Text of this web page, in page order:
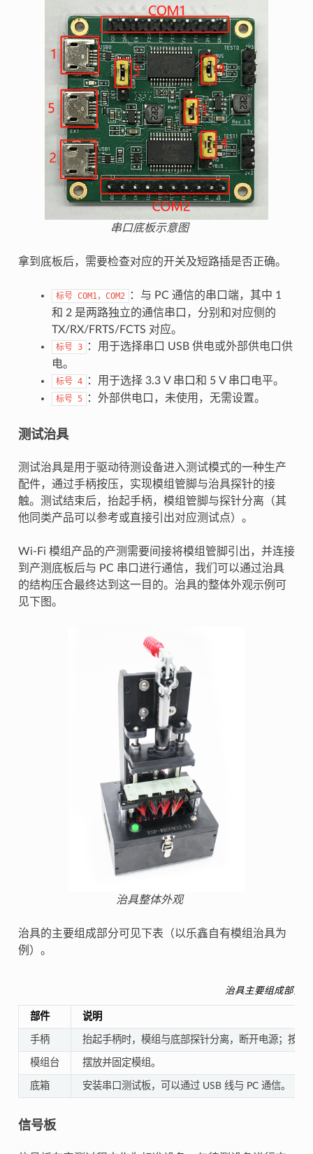
串口底板示意图
拿到底板后，需要检查对应的开关及短路插是否正确。
标号 COM1，COM2
：与 PC 通信的串口端，其中 1
和 2 是两路独立的通信串口，分别和对应侧的
TX/RX/FRTS/FCTS 对应。
标号 3
：用于选择串口 USB 供电或外部供电口供
电。
标号 4 ：用于选择 3.3 V 串口和 5 V 串口电平。
标号 5 ：外部供电口，未使用，无需设置。
测试治具
测试治具是用于驱动待测设备进入测试模式的一种生产
配件，通过手柄按压，实现模组管脚与治具探针的接
触。测试结束后，抬起手柄，模组管脚与探针分离（其
他同类产品可以参考或直接引出对应测试点）。
Wi-Fi 模组产品的产测需要间接将模组管脚引出，并连接
到产测底板后与 PC 串口进行通信，我们可以通过治具
的结构压合最终达到这一目的。治具的整体外观示例可
见下图。
治具整体外观
治具的主要组成部分可见下表（以乐鑫自有模组治具为
例）。
治具主要组成部分
部件 说明
手柄 抬起手柄时，模组与底部探针分离，断开电源；按
模组台 摆放并固定模组。
底箱 安装串口测试板，可以通过 USB 线与 PC 通信。
信号板